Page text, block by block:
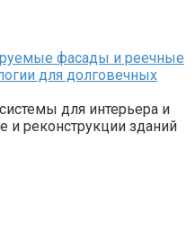
фасады и реечные
для долговечных
для интерьера и
и реконструкции зданий